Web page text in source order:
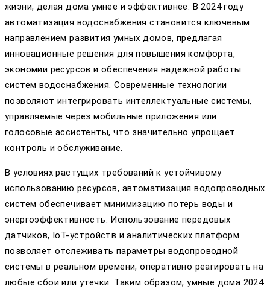
жизни, делая дома умнее и эффективнее. В 2024 году
автоматизация водоснабжения становится ключевым
направлением развития умных домов, предлагая
инновационные решения для повышения комфорта,
экономии ресурсов и обеспечения надежной работы
систем водоснабжения. Современные технологии
позволяют интегрировать интеллектуальные системы,
управляемые через мобильные приложения или
голосовые ассистенты, что значительно упрощает
контроль и обслуживание.
В условиях растущих требований к устойчивому
использованию ресурсов, автоматизация водопроводных
систем обеспечивает минимизацию потерь воды и
энергоэффективность. Использование передовых
датчиков, IoT-устройств и аналитических платформ
позволяет отслеживать параметры водопроводной
системы в реальном времени, оперативно реагировать на
любые сбои или утечки. Таким образом, умные дома 2024